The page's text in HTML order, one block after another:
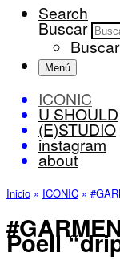
Search
Buscar
Buscar
Menú
ICONIC
U SHOULD
(E)STUDIO
instagram
about
Inicio » ICONIC »
Poell